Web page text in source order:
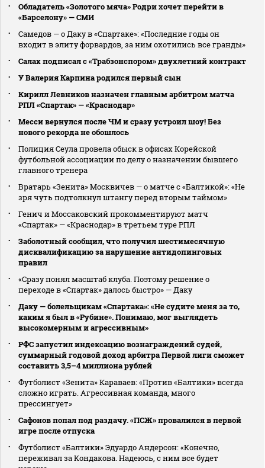
Обладатель «Золотого мяча» Родри хочет перейти в
«Барселону» — СМИ
Самедов — о Даку в «Спартаке»: «Последние годы он
входит в элиту форвардов, за ним охотились все гранды»
Салах подписал с «Трабзонспором» двухлетний контракт
У Валерия Карпина родился первый сын
Кирилл Левников назначен главным арбитром матча
РПЛ «Спартак» — «Краснодар»
Месси вернулся после ЧМ и сразу устроил шоу! Без
нового рекорда не обошлось
Полиция Сеула провела обыск в офисах Корейской
футбольной ассоциации по делу о назначении бывшего
главного тренера
Вратарь «Зенита» Москвичев — о матче с «Балтикой»: «Не
зря чуть подтолкнул штангу перед вторым таймом»
Генич и Моссаковский прокомментируют матч
«Спартак» — «Краснодар» в третьем туре РПЛ
Заболотный сообщил, что получил шестимесячную
дисквалификацию за нарушение антидопинговых
правил
«Сразу понял масштаб клуба. Поэтому решение о
переходе в «Спартак» далось быстро» — Даку
Даку — болельщикам «Спартака»: «Не судите меня за то,
каким я был в «Рубине». Понимаю, мог выглядеть
высокомерным и агрессивным»
РФС запустил индексацию вознаграждений судей,
суммарный годовой доход арбитра Первой лиги сможет
составить 3,5–4 миллиона рублей
Футболист «Зенита» Караваев: «Против «Балтики» всегда
сложно играть. Агрессивная команда, много
прессингует»
Сафонов попал под раздачу. «ПСЖ» провалился в первой
игре после отпуска
Футболист «Балтики» Эдуардо Андерсон: «Конечно,
переживал за Кондакова. Надеюсь, с ним все будет